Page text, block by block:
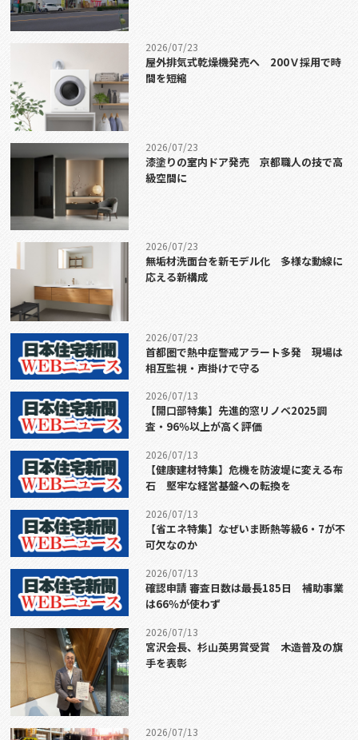
2026/07/23
屋外排気式乾燥機発売へ 200Ｖ採用で時
間を短縮
2026/07/23
漆塗りの室内ドア発売 京都職人の技で高
級空間に
2026/07/23
無垢材洗面台を新モデル化 多様な動線に
応える新構成
2026/07/23
首都圏で熱中症警戒アラート多発 現場は
相互監視・声掛けで守る
2026/07/13
【開口部特集】先進的窓リノベ2025調
査・96％以上が高く評価
2026/07/13
【健康建材特集】危機を防波堤に変える布
石 堅牢な経営基盤への転換を
2026/07/13
【省エネ特集】なぜいま断熱等級6・7が不
可欠なのか
2026/07/13
確認申請 審査日数は最長185日 補助事業
は66％が使わず
2026/07/13
宮沢会長、杉山英男賞受賞 木造普及の旗
手を表彰
2026/07/13